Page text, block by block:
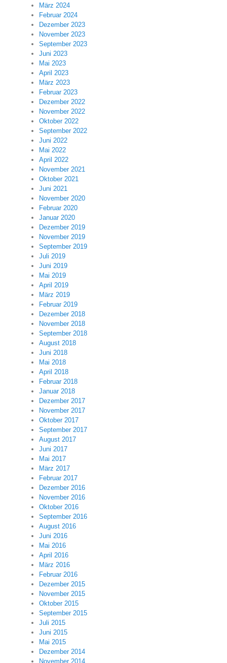
März 2024
Februar 2024
Dezember 2023
November 2023
September 2023
Juni 2023
Mai 2023
April 2023
März 2023
Februar 2023
Dezember 2022
November 2022
Oktober 2022
September 2022
Juni 2022
Mai 2022
April 2022
November 2021
Oktober 2021
Juni 2021
November 2020
Februar 2020
Januar 2020
Dezember 2019
November 2019
September 2019
Juli 2019
Juni 2019
Mai 2019
April 2019
März 2019
Februar 2019
Dezember 2018
November 2018
September 2018
August 2018
Juni 2018
Mai 2018
April 2018
Februar 2018
Januar 2018
Dezember 2017
November 2017
Oktober 2017
September 2017
August 2017
Juni 2017
Mai 2017
März 2017
Februar 2017
Dezember 2016
November 2016
Oktober 2016
September 2016
August 2016
Juni 2016
Mai 2016
April 2016
März 2016
Februar 2016
Dezember 2015
November 2015
Oktober 2015
September 2015
Juli 2015
Juni 2015
Mai 2015
Dezember 2014
November 2014